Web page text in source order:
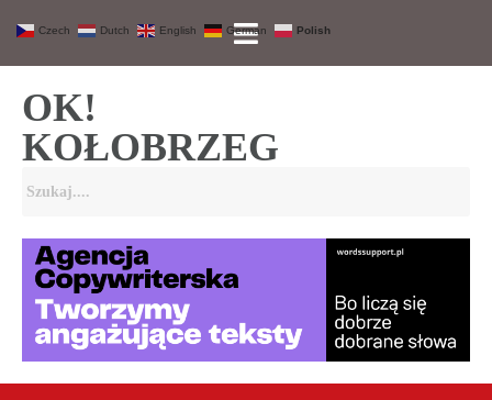
OK!
KOŁOBRZEG
Czech Dutch English German Polish